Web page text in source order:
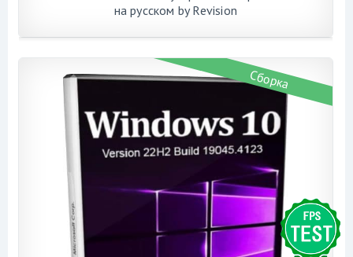
на русском by Revision
Сборка